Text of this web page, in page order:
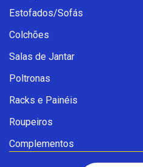
Estofados/Sofás
Colchões
Salas de Jantar
Poltronas
Racks e Painéis
Roupeiros
Complementos